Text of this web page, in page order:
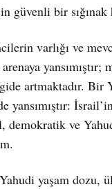
güvenli bir
varlığı ve
yansımıştır;
artmaktadır. Bir
yansımıştır:
demokratik ve
yaşam dozu,